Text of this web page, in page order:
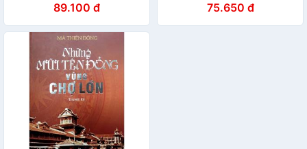
89.100 đ 75.650 đ